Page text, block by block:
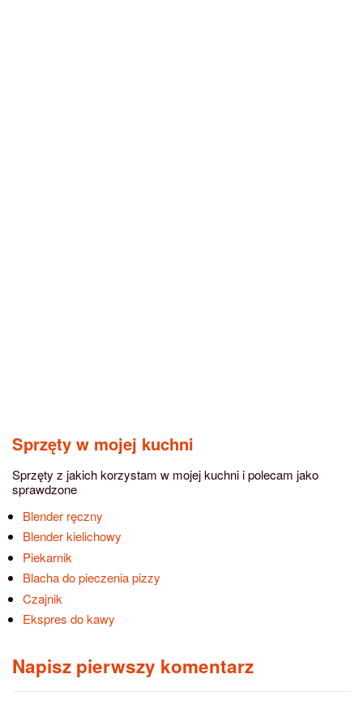
Sprzęty w mojej kuchni
Sprzęty z jakich korzystam w mojej kuchni i polecam jako
sprawdzone
Blender ręczny
Blender kielichowy
Piekarnik
Blacha do pieczenia pizzy
Czajnik
Ekspres do kawy
Napisz pierwszy komentarz